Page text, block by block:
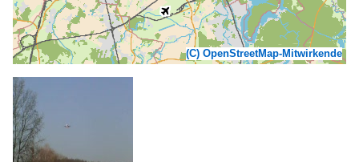
(C) OpenStreetMap-Mitwirkende